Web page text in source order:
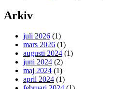
Arkiv
juli 2026 (1)
mars 2026 (1)
augusti 2024 (1)
juni 2024 (2)
maj 2024 (1)
april 2024 (1)